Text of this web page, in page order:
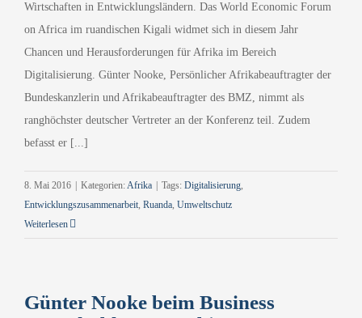
Wirtschaften in Entwicklungsländern. Das World Economic Forum
on Africa im ruandischen Kigali widmet sich in diesem Jahr
Chancen und Herausforderungen für Afrika im Bereich
Digitalisierung. Günter Nooke, Persönlicher Afrikabeauftragter der
Bundeskanzlerin und Afrikabeauftragter des BMZ, nimmt als
ranghöchster deutscher Vertreter an der Konferenz teil. Zudem
befasst er [...]
8. Mai 2016 Kategorien:Afrika Tags: Digitalisierung,
Entwicklungszusammenarbeit, Ruanda, Umweltschutz
Weiterlesen
Günter Nooke beim Business